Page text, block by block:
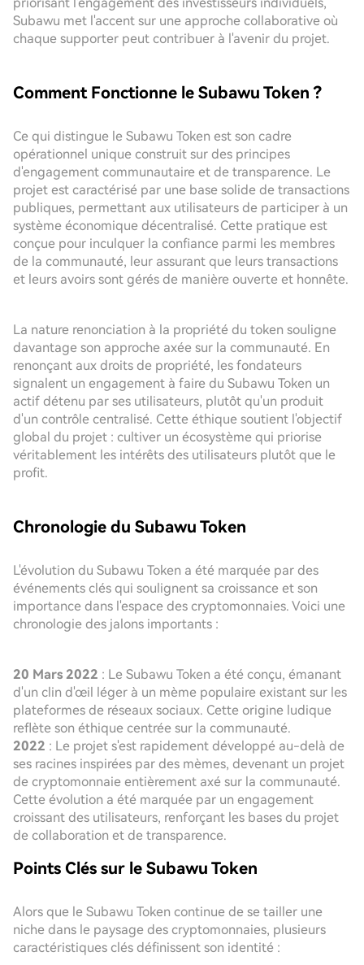
Subawu met l'accent sur une approche collaborative où
chaque supporter peut contribuer à l'avenir du projet.
Comment Fonctionne le Subawu Token ?
Ce qui distingue le Subawu Token est son cadre
opérationnel unique construit sur des principes
d'engagement communautaire et de transparence. Le
projet est caractérisé par une base solide de transactions
publiques, permettant aux utilisateurs de participer à un
système économique décentralisé. Cette pratique est
conçue pour inculquer la confiance parmi les membres
de la communauté, leur assurant que leurs transactions
et leurs avoirs sont gérés de manière ouverte et honnête.
La nature renonciation à la propriété du token souligne
davantage son approche axée sur la communauté. En
renonçant aux droits de propriété, les fondateurs
signalent un engagement à faire du Subawu Token un
actif détenu par ses utilisateurs, plutôt qu'un produit
d'un contrôle centralisé. Cette éthique soutient l'objectif
global du projet : cultiver un écosystème qui priorise
véritablement les intérêts des utilisateurs plutôt que le
profit.
Chronologie du Subawu Token
L'évolution du Subawu Token a été marquée par des
événements clés qui soulignent sa croissance et son
importance dans l'espace des cryptomonnaies. Voici une
chronologie des jalons importants :
20 Mars 2022 : Le Subawu Token a été conçu, émanant
d'un clin d'œil léger à un mème populaire existant sur les
plateformes de réseaux sociaux. Cette origine ludique
reflète son éthique centrée sur la communauté.
2022 : Le projet s'est rapidement développé au-delà de
ses racines inspirées par des mèmes, devenant un projet
de cryptomonnaie entièrement axé sur la communauté.
Cette évolution a été marquée par un engagement
croissant des utilisateurs, renforçant les bases du projet
de collaboration et de transparence.
Points Clés sur le Subawu Token
Alors que le Subawu Token continue de se tailler une
niche dans le paysage des cryptomonnaies, plusieurs
caractéristiques clés définissent son identité :